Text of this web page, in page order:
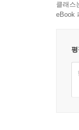
클래스
eBook
평